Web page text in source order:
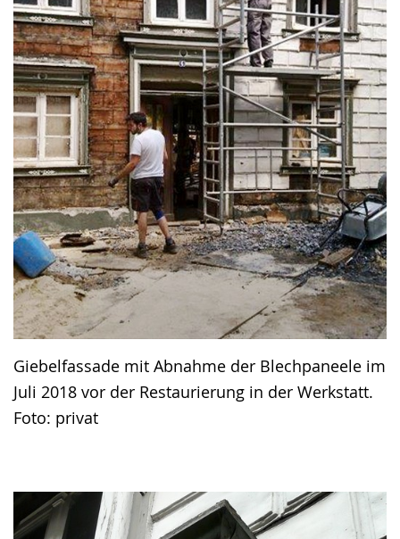
Giebelfassade mit Abnahme der Blechpaneele im
Juli 2018 vor der Restaurierung in der Werkstatt.
Foto: privat